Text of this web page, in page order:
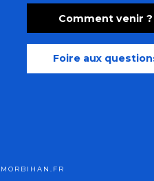
Comment venir ?
Foire aux
MORBIHAN.FR